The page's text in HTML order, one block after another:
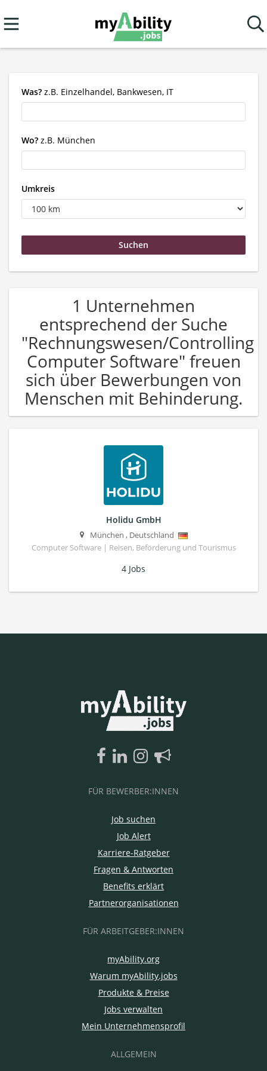
Was? z.B. Einzelhandel, Bankwesen, IT
Wo? z.B. München
Umkreis
1 Unternehmen
entsprechend der Suche
"Rechnungswesen/Controlling
Computer Software" freuen
sich über Bewerbungen von
Menschen mit Behinderung.
Holidu GmbH
München , Deutschland
Computer Software | Reisen, Beförderung und Tourismus
4 Jobs
FÜR BEWERBER:INNEN
Job suchen
Job Alert
Karriere-Ratgeber
Fragen & Antworten
Benefits erklärt
Partnerorganisationen
FÜR ARBEITGEBER:INNEN
myAbility.org
Warum myAbility.jobs
Produkte & Preise
Jobs verwalten
Mein Unternehmensprofil
ALLGEMEIN